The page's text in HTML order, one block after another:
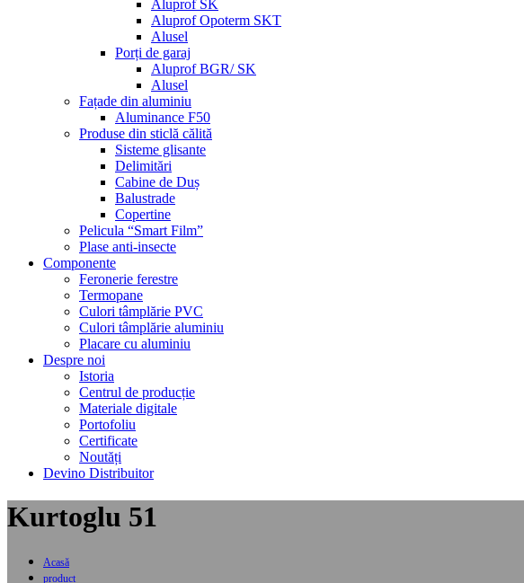
Aluprof SK
Aluprof Opoterm SKT
Alusel
Porți de garaj
Aluprof BGR/ SK
Alusel
Fațade din aluminiu
Aluminance F50
Produse din sticlă călită
Sisteme glisante
Delimitări
Cabine de Duș
Balustrade
Copertine
Pelicula “Smart Film”
Plase anti-insecte
Componente
Feronerie ferestre
Termopane
Culori tâmplărie PVC
Culori tâmplărie aluminiu
Placare cu aluminiu
Despre noi
Istoria
Centrul de producție
Materiale digitale
Portofoliu
Certificate
Noutăți
Devino Distribuitor
Kurtoglu 51
Acasă
product